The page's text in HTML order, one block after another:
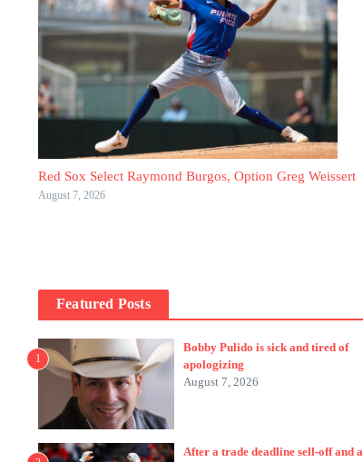
Red Sox Select Raymond Burgos, Option Greg Weissert
August 7, 2026
Featured Posts
1
Bobby Pulido is sick and tired of
apologizing
August 7, 2026
After a trade deadline sell-off and a